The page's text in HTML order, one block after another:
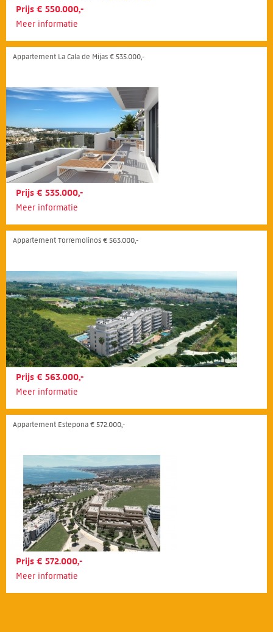
Prijs € 550.000,-
Meer informatie
Appartement La Cala de Mijas € 535.000,-
Prijs € 535.000,-
Meer informatie
Appartement Torremolinos € 563.000,-
Prijs € 563.000,-
Meer informatie
Appartement Estepona € 572.000,-
Prijs € 572.000,-
Meer informatie